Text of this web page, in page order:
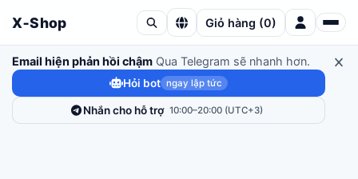
X‑Shop Giỏ hàng (0)
Email hiện phản hồi chậm Qua Telegram sẽ nhanh hơn.
Hỏi bot ngay lập tức
Nhắn cho hỗ trợ 10:00–20:00 (UTC+3)